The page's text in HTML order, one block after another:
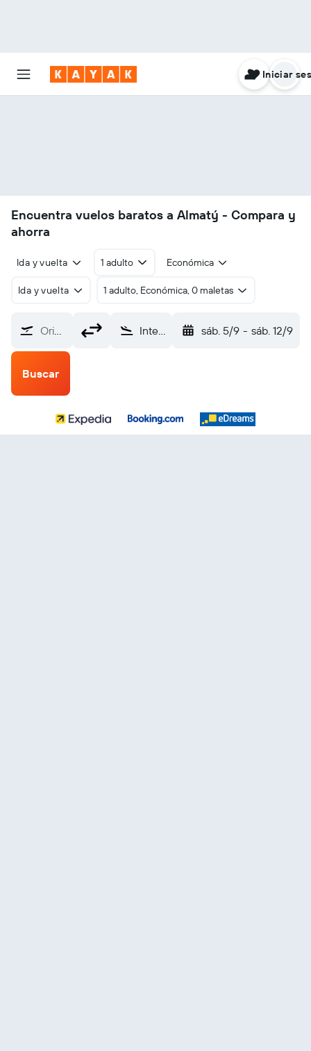
Iniciar
Encuentra vuelos baratos a Almatý - Compara y
ahorra
Ida y vuelta 1 adulto Económica
Ida y vuelta 1 adulto, Económica, 0 maletas
Origen Internacional de Almatý (ALA) sáb. 5/9 - sáb. 12/9
Buscar